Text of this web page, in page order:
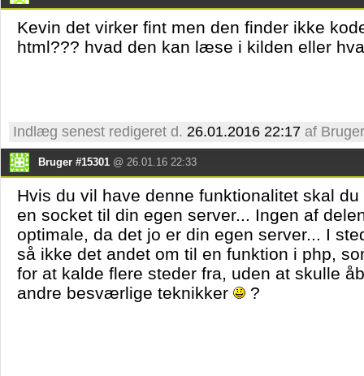
Kevin det virker fint men den finder ikke
html??? hvad den kan læse i kilden eller
Indlæg senest redigeret d. 26.01.2016 22:17 af
Bruger #15301 @ 26.01.16 22:33
Hvis du vil have denne funktionalitet skal
en socket til din egen server... Ingen af
optimale, da det jo er din egen server... I
så ikke det andet om til en funktion i php,
for at kalde flere steder fra, uden at skulle
andre besværlige teknikker
?